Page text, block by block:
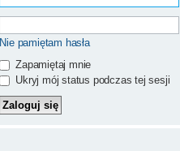
Nie pamiętam hasła
Zapamiętaj mnie
Ukryj mój status podczas tej sesji